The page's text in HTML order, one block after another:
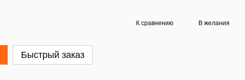
К сравнению В желания
Быстрый заказ